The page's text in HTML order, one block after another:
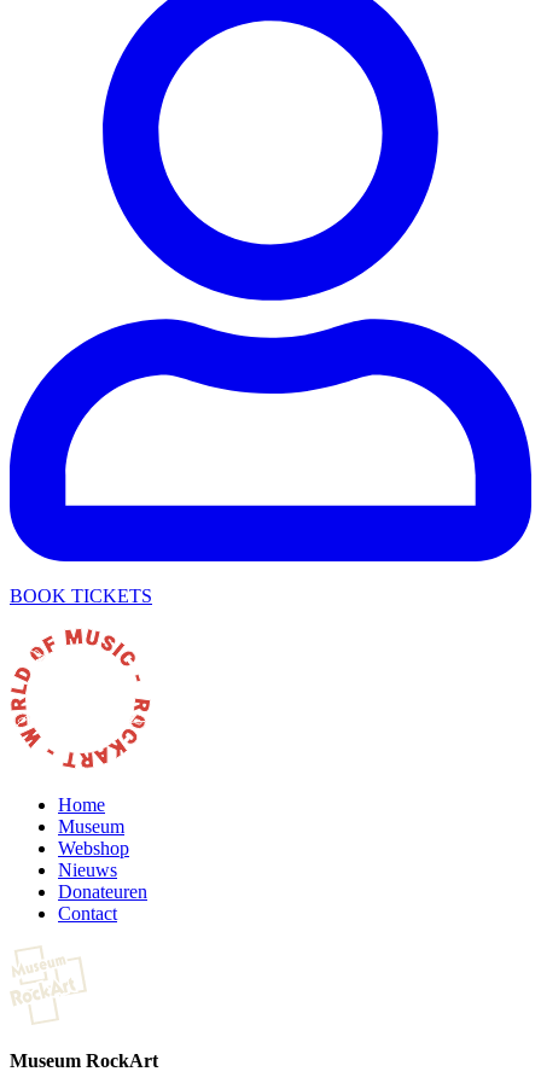
BOOK TICKETS
Home
Museum
Webshop
Nieuws
Donateuren
Contact
Museum RockArt